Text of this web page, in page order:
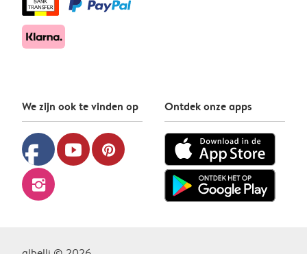
We zijn ook te vinden op
facebook youtube pinterest
instagram
Ontdek onze apps